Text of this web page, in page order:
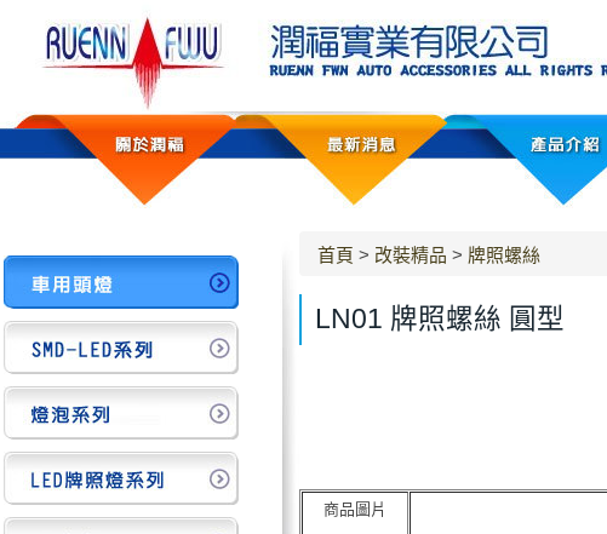
首頁 > 改裝精品 > 牌照螺絲
LN01 牌照螺絲 圓型
商品圖片